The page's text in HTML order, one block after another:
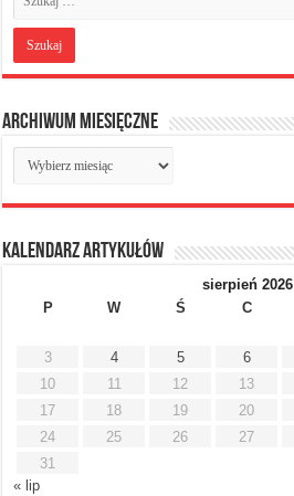
Archiwum miesięczne
Archiwum
miesięczne
Kalendarz artykułów
sierpień 2026
P
W Ś C
3
4 5 6
10
11 12 13
17
18 19 20
24
25 26 27
31
« lip